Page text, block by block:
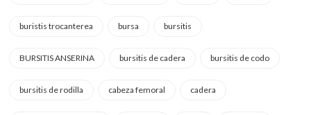
buristis trocanterea bursa bursitis
BURSITIS ANSERINA bursitis de cadera bursitis de codo
bursitis de rodilla cabeza femoral cadera